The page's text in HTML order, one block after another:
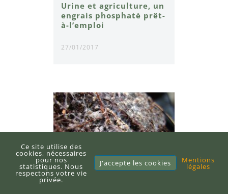
Urine et agriculture, un
engrais phosphaté prêt-
à-l’emploi
27/01/2017
Les mycorhizes ont une
Ce site utilise des
cookies, nécessaires
pour nos
statistiques. Nous
respectons votre vie
privée.
J'accepte les cookies Mentions
légales